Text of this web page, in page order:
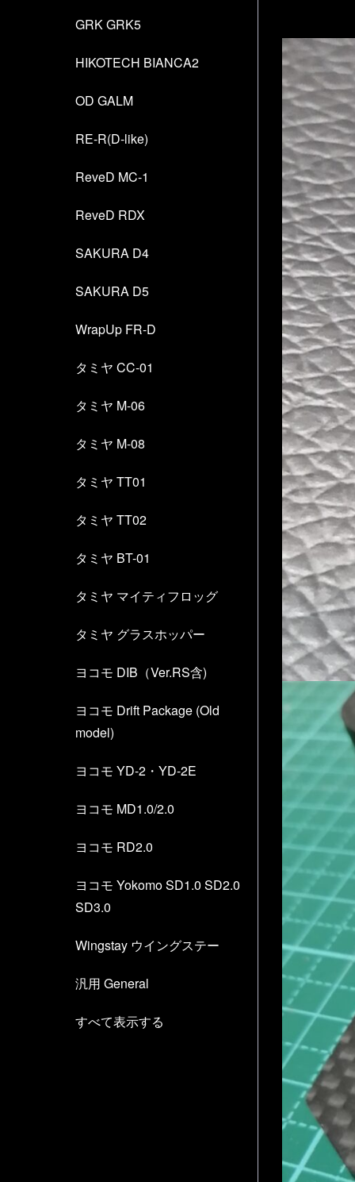
GRK GRK5
HIKOTECH BIANCA2
OD GALM
RE-R(D-like)
ReveD MC-1
ReveD RDX
SAKURA D4
SAKURA D5
WrapUp FR-D
タミヤ CC-01
タミヤ M-06
タミヤ M-08
タミヤ TT01
タミヤ TT02
タミヤ BT-01
タミヤ マイティフロッグ
タミヤ グラスホッパー
ヨコモ DIB（Ver.RS含)
ヨコモ Drift Package (Old
model)
ヨコモ YD-2・YD-2E
ヨコモ MD1.0/2.0
ヨコモ RD2.0
ヨコモ Yokomo SD1.0 SD2.0
SD3.0
Wingstay ウイングステー
汎用 General
すべて表示する